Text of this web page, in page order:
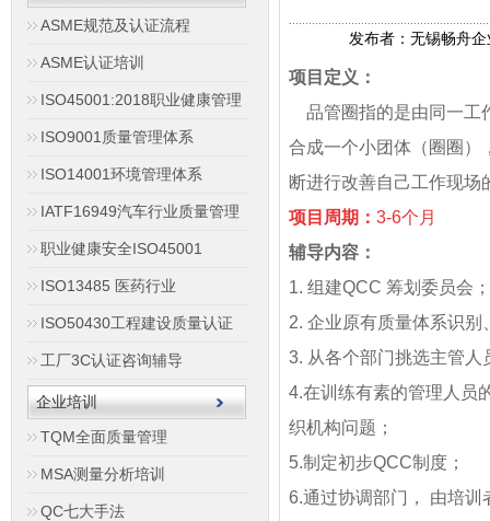
ASME规范及认证流程
ASME认证培训
ISO45001:2018职业健康管理
ISO9001质量管理体系
ISO14001环境管理体系
IATF16949汽车行业质量管理
职业健康安全ISO45001
ISO13485 医药行业
ISO50430工程建设质量认证
工厂3C认证咨询辅导
企业培训
TQM全面质量管理
MSA测量分析培训
QC七大手法
发布者：无锡畅舟
项目定义：
品管圈指的是由同一工
合成一个小团体（圈圈）
断进行改善自己工作现场
项目周期： 3-6个月
辅导内容：
1. 组建QCC 筹划委员会；
2. 企业原有质量体系识别
3. 从各个部门挑选主管
4.在训练有素的管理人员
织机构问题；
5.制定初步QCC制度；
6.通过协调部门， 由培